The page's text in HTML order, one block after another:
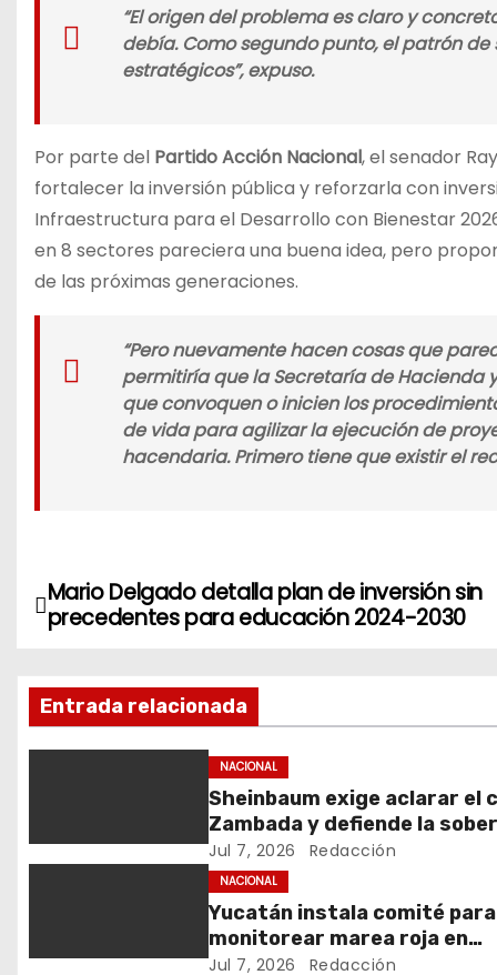
“El origen del problema es claro y
debía. Como segundo punto, el patrón
estratégicos”,expuso.
Por parte del Partido Acción Nacional, el senador
fortalecer la inversión pública y reforzarla con
Infraestructura para el Desarrollo con Bienestar
en 8 sectores pareciera una buena idea, pero
de las próximas generaciones.
“Pero nuevamente hacen cosas que
permitiría que la Secretaría de Hacienda
que convoquen o inicien los
de vida para agilizar la ejecución de
hacendaria. Primero tiene que existir el
N
v
e
a
Mario Delgado detalla plan de inversión sin
precedentes para educación 2024-2030
Entrada relacionada
NACIONAL
Sheinbaum exige aclarar el
Zambada y defiende la
Jul 7, 2026 Redacción
NACIONAL
Yucatán instala comité para
monitorear marea roja en
vacaciones
Jul 7, 2026 Redacción